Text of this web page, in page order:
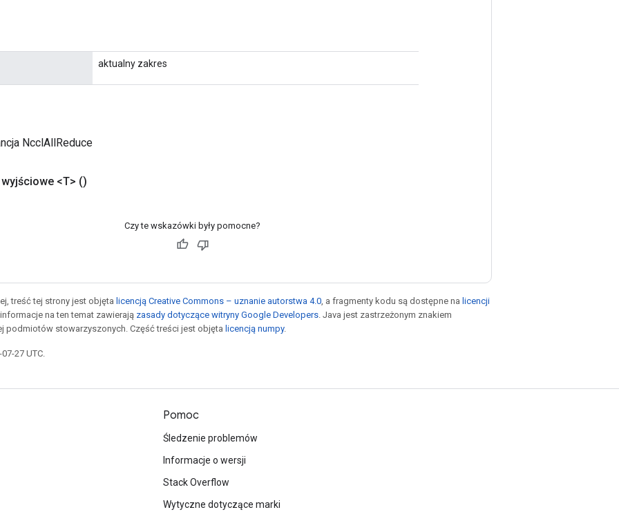
aktualny zakres
NcclAllReduce
wyjściowe <T> ()
Czy te wskazówki były pomocne?
treść tej strony jest objęta licencją Creative Commons – uznanie autorstwa 4.0 , a fragmenty kodu są dostępne na licencji
informacje na ten temat zawierają zasady dotyczące witryny Google Developers . Java jest zastrzeżonym znakiem
podmiotów stowarzyszonych. Część treści jest objęta licencją numpy.
27 UTC.
Pomoc
Śledzenie problemów
Informacje o wersji
Stack Overflow
Wytyczne dotyczące marki